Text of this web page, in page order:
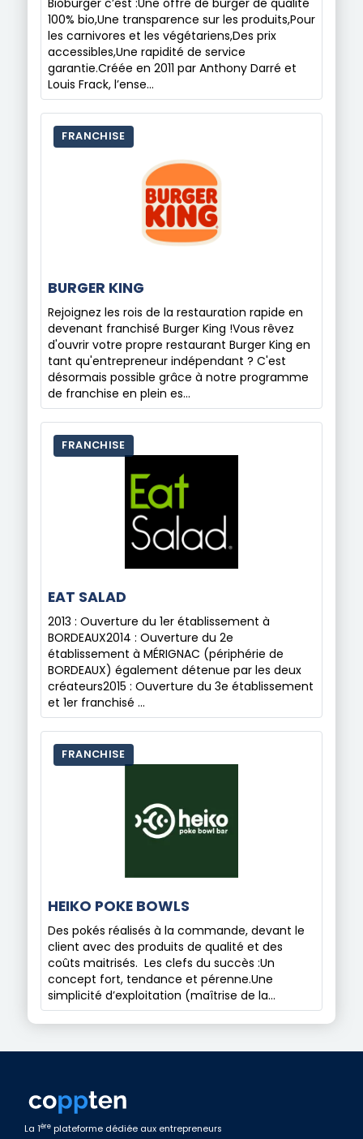
Bioburger c’est :Une offre de burger de qualité
100% bio,Une transparence sur les produits,Pour
les carnivores et les végétariens,Des prix
accessibles,Une rapidité de service
garantie.Créée en 2011 par Anthony Darré et
Louis Frack, l’ense…
FRANCHISE
BURGER KING
Rejoignez les rois de la restauration rapide en
devenant franchisé Burger King !Vous rêvez
d'ouvrir votre propre restaurant Burger King en
tant qu'entrepreneur indépendant ? C'est
désormais possible grâce à notre programme
de franchise en plein es…
FRANCHISE
EAT SALAD
2013 : Ouverture du 1er établissement à
BORDEAUX2014 : Ouverture du 2e
établissement à MÉRIGNAC (périphérie de
BORDEAUX) également détenue par les deux
créateurs2015 : Ouverture du 3e établissement
et 1er franchisé …
FRANCHISE
HEIKO POKE BOWLS
Des pokés réalisés à la commande, devant le
client avec des produits de qualité et des
coûts maitrisés. Les clefs du succès :Un
concept fort, tendance et pérenne.Une
simplicité d’exploitation (maîtrise de la…
La 1ère plateforme dédiée aux entrepreneurs